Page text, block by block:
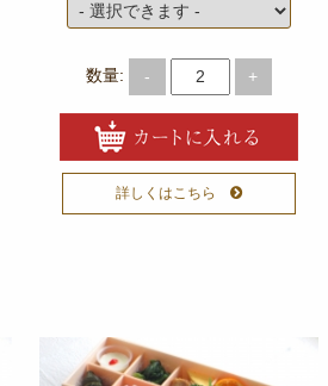
数量: - +
詳しくはこちら